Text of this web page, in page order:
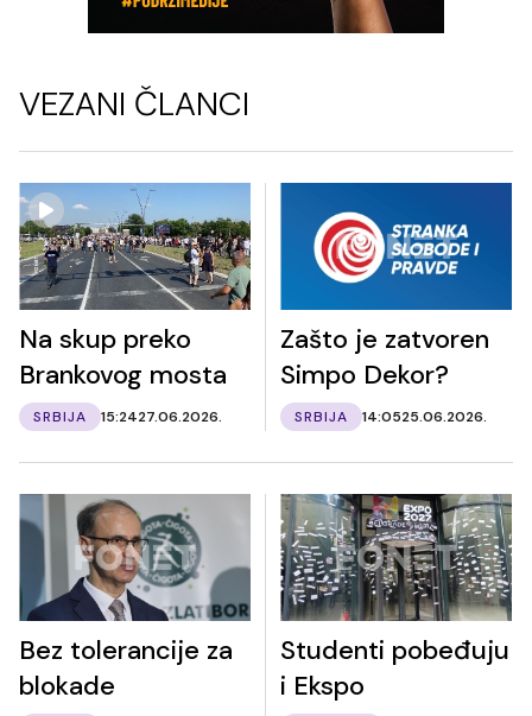
VEZANI ČLANCI
Na skup preko
Brankovog mosta
SRBIJA 15:2427.06.2026.
Zašto je zatvoren
Simpo Dekor?
SRBIJA 14:0525.06.2026.
Bez tolerancije za
blokade
Studenti pobeđuju
i Ekspo